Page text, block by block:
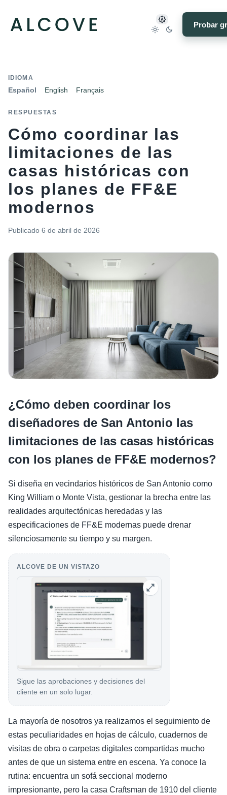
Probar
IDIOMA
Español English Français
RESPUESTAS
Cómo coordinar las
limitaciones de las
casas históricas con
los planes de FF&E
modernos
Publicado 6 de abril de 2026
¿Cómo deben coordinar los
diseñadores de San Antonio las
limitaciones de las casas históricas
con los planes de FF&E modernos?
Si diseña en vecindarios históricos de San Antonio como
King William o Monte Vista, gestionar la brecha entre las
realidades arquitectónicas heredadas y las
especificaciones de FF&E modernas puede drenar
silenciosamente su tiempo y su margen.
ALCOVE DE UN VISTAZO
Sigue las aprobaciones y decisiones del
cliente en un solo lugar.
La mayoría de nosotros ya realizamos el seguimiento de
estas peculiaridades en hojas de cálculo, cuadernos de
visitas de obra o carpetas digitales compartidas mucho
antes de que un sistema entre en escena. Ya conoce la
rutina: encuentra un sofá seccional moderno
impresionante, pero la casa Craftsman de 1910 del cliente